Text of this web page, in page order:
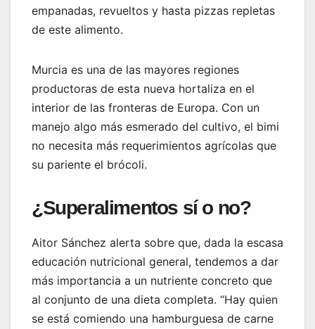
empanadas, revueltos y hasta pizzas repletas
de este alimento.
Murcia es una de las mayores regiones
productoras de esta nueva hortaliza en el
interior de las fronteras de Europa. Con un
manejo algo más esmerado del cultivo, el bimi
no necesita más requerimientos agrícolas que
su pariente el brócoli.
¿Superalimentos sí o no?
Aitor Sánchez alerta sobre que, dada la escasa
educación nutricional general, tendemos a dar
más importancia a un nutriente concreto que
al conjunto de una dieta completa. “Hay quien
se está comiendo una hamburguesa de carne